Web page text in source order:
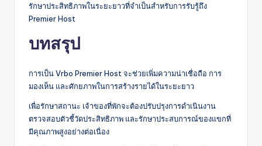
รักษาประสิทธิภาพในระยะยาวที่จำเป็นสำหรับการรับรู้ถึง
Premier Host
บทสรุป
การเป็น Vrbo Premier Host จะช่วยเพิ่มความน่าเชื่อถือ การ
มองเห็น และศักยภาพในการสร้างรายได้ในระยะยาว
เพื่อรักษาสถานะ เจ้าของที่พักจะต้องปรับปรุงการดำเนินงาน
ตรวจสอบตัวชี้วัดประสิทธิภาพ และรักษาประสบการณ์ของแขกที่
มีคุณภาพสูงอย่างต่อเนื่อง